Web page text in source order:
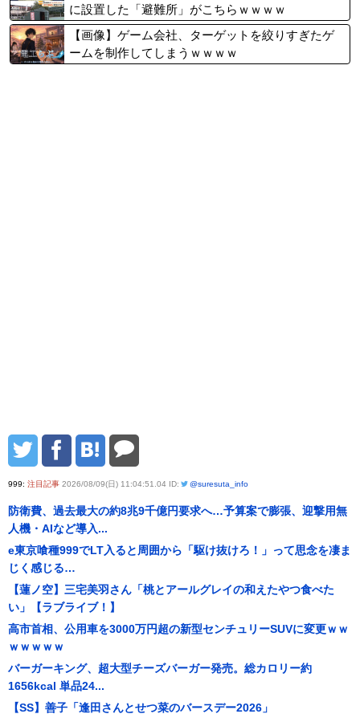
に設置した「避難所」がこちらｗｗｗｗ
【画像】ゲーム会社、ターゲットを絞りすぎたゲ
ームを制作してしまうｗｗｗｗ
999: 注目記事 2026/08/09(日) 11:04:51.04 ID: @suresuta_info
防衛費、過去最大の約8兆9千億円要求へ…予算案で膨張、迎撃用無
人機・AIなど導入...
e東京喰種999でLT入ると周囲から「駆け抜けろ！」って思念を凄ま
じく感じる…
【蓮ノ空】三宅美羽さん「桃とアールグレイの和えたやつ食べた
い」【ラブライブ！】
高市首相、公用車を3000万円超の新型センチュリーSUVに変更ｗｗ
ｗｗｗｗｗ
バーガーキング、超大型チーズバーガー発売。総カロリー約
1656kcal 単品24...
【SS】善子「逢田さんとせつ菜のバースデー2026」